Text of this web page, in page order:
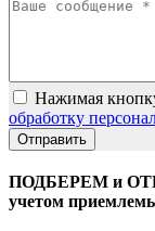
Нажимая
обработку
ПОДБЕРЕМ и
учетом